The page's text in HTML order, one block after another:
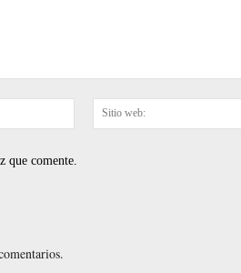
Correo
electrónico:*
que comente.